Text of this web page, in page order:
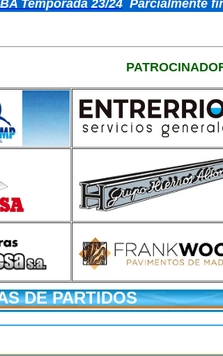
Temporada 23/24 Parcialmente
DE PARTIDOS